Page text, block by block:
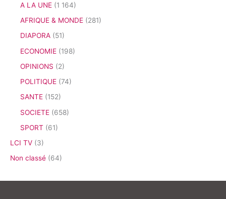
A LA UNE (1 164)
AFRIQUE & MONDE (281)
DIAPORA (51)
ECONOMIE (198)
OPINIONS (2)
POLITIQUE (74)
SANTE (152)
SOCIETE (658)
SPORT (61)
LCI TV (3)
Non classé (64)